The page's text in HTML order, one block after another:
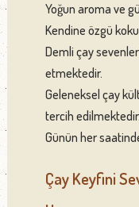
Yoğun aroma ve
Kendine özgü
Demli çay
etmektedir.
Geleneksel çay
tercih edilmektedir.
Günün her
Çay Keyfini